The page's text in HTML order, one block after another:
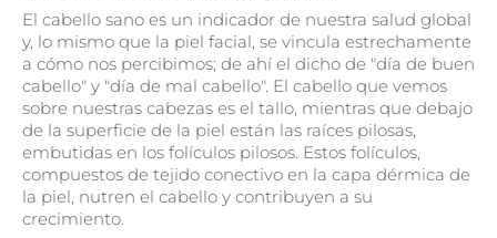
El cabello sano es un indicador de nuestra salud global
y, lo mismo que la piel facial, se vincula estrechamente
a cómo nos percibimos; de ahí el dicho de "día de buen
cabello" y "día de mal cabello". El cabello que vemos
sobre nuestras cabezas es el tallo, mientras que debajo
de la superficie de la piel están las raíces pilosas,
embutidas en los folículos pilosos. Estos folículos,
compuestos de tejido conectivo en la capa dérmica de
la piel, nutren el cabello y contribuyen a su
crecimiento.